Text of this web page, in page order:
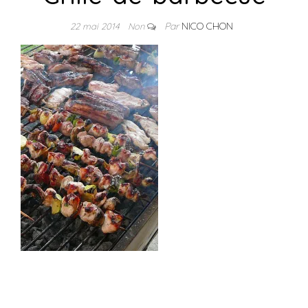
22 mai 2014 Non ParNICO CHON